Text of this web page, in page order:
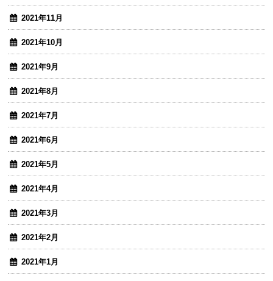
2021年11月
2021年10月
2021年9月
2021年8月
2021年7月
2021年6月
2021年5月
2021年4月
2021年3月
2021年2月
2021年1月